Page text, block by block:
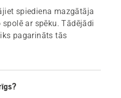
spiediena mazgātāja
ar spēku. Tādējādi
pagarināts tās